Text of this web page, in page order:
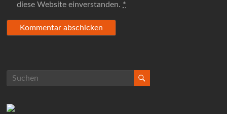
diese Website einverstanden. *